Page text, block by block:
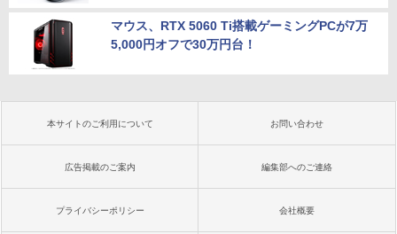
マウス、RTX 5060 Ti搭載ゲーミングPCが7万
5,000円オフで30万円台！
本サイトのご利用について お問い合わせ
広告掲載のご案内 編集部へのご連絡
プライバシーポリシー 会社概要